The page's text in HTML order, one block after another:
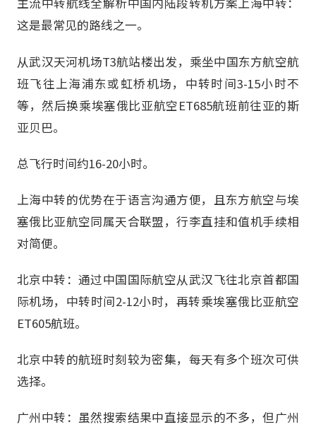
这是最常见的路线之一。
从武汉天河机场T3航站楼出发，乘坐中国东方航空航
班飞往上海浦东或虹桥机场，中转时间3-15小时不
等，然后换乘埃塞俄比亚航空ET685航班前往亚的斯
亚贝巴。
总飞行时间约16-20小时。
上海中转的优势在于语言沟通方便，且东方航空与埃
塞俄比亚航空同属天合联盟，行李直挂和值机手续相
对简便。
北京中转：通过中国国际航空从武汉飞往北京首都国
际机场，中转时间2-12小时，再转乘埃塞俄比亚航空
ET605航班。
北京中转的航班时刻较为密集，每天有多个班次可供
选择。
广州中转：虽然搜索结果中直接显示的不多，但广州